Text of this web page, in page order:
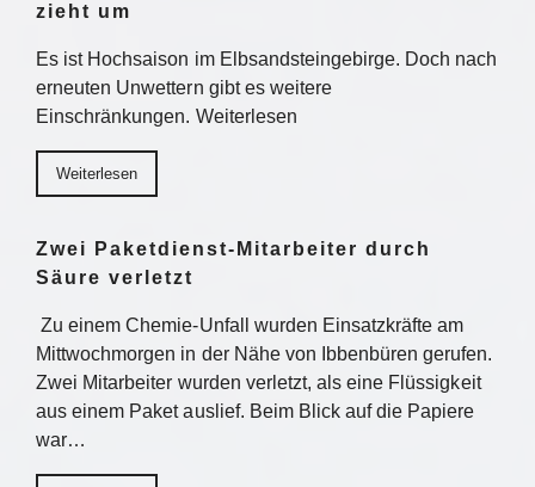
zieht um
Es ist Hochsaison im Elbsandsteingebirge. Doch nach
erneuten Unwettern gibt es weitere
Einschränkungen. Weiterlesen
Weiterlesen
Zwei Paketdienst-Mitarbeiter durch
Säure verletzt
Zu einem Chemie-Unfall wurden Einsatzkräfte am
Mittwochmorgen in der Nähe von Ibbenbüren gerufen.
Zwei Mitarbeiter wurden verletzt, als eine Flüssigkeit
aus einem Paket auslief. Beim Blick auf die Papiere
war…